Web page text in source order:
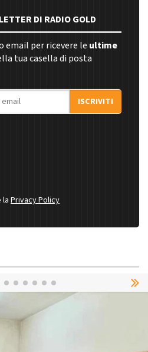
DI RADIO GOLD
email per ricevere le ultime
tua casella di posta
ISCRIVITI
laPrivacy Policy